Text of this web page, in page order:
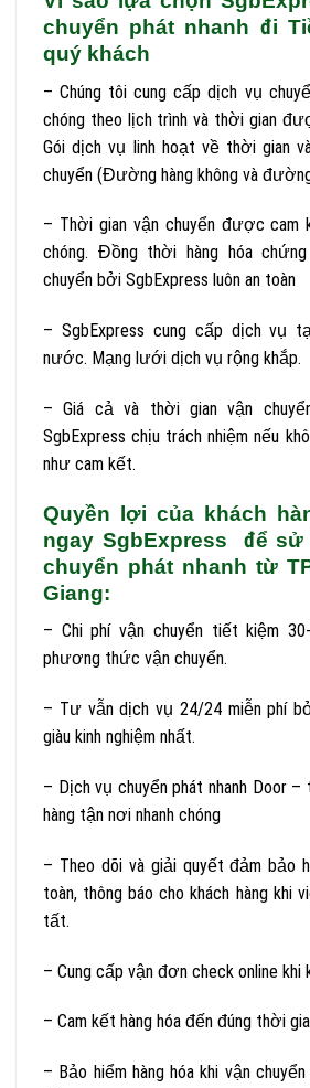
chuyển phát nhanh đi
quý khách
– Chúng tôi cung cấp dịch vụ
chóng theo lịch trình và thời gian
Gói dịch vụ linh hoạt về thời gian
chuyển (Đường hàng không và
– Thời gian vận chuyển được cam
chóng. Đồng thời hàng hóa
chuyển bởi SgbExpress luôn an toàn
– SgbExpress cung cấp dịch vụ
nước. Mạng lưới dịch vụ rộng khắp.
– Giá cả và thời gian vận
SgbExpress chịu trách nhiệm nếu
như cam kết.
Quyền lợi của khách
ngay SgbExpress để
chuyển phát nhanh từ
Giang:
– Chi phí vận chuyển tiết kiệm
phương thức vận chuyển.
– Tư vẫn dịch vụ 24/24 miễn phí
giàu kinh nghiệm nhất.
– Dịch vụ chuyển phát nhanh Door –
hàng tận nơi nhanh chóng
– Theo dõi và giải quyết đảm bảo
toàn, thông báo cho khách hàng khi
tất.
– Cung cấp vận đơn check online khi
– Cam kết hàng hóa đến đúng thời
– Bảo hiểm hàng hóa khi vận